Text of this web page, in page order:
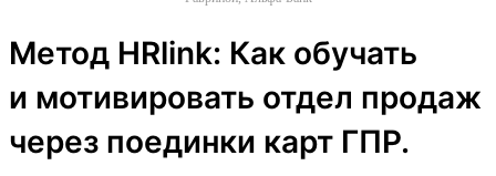
Метод HRlink: Как обучать
и мотивировать отдел продаж
через поединки карт ГПР.